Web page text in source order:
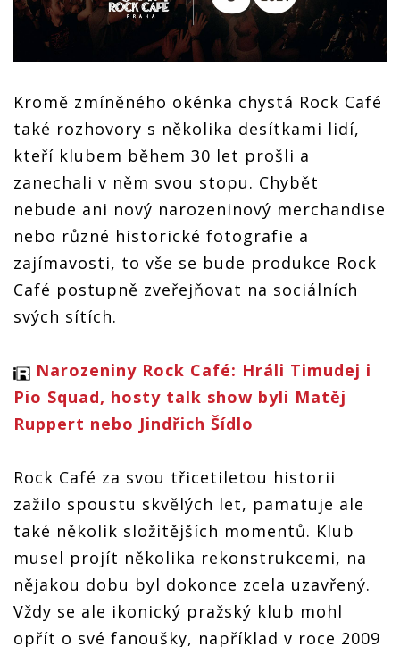
Kromě zmíněného okénka chystá Rock Café
také rozhovory s několika desítkami lidí,
kteří klubem během 30 let prošli a
zanechali v něm svou stopu. Chybět
nebude ani nový narozeninový merchandise
nebo různé historické fotografie a
zajímavosti, to vše se bude produkce Rock
Café postupně zveřejňovat na sociálních
svých sítích.
Narozeniny Rock Café: Hráli Timudej i
Pio Squad, hosty talk show byli Matěj
Ruppert nebo Jindřich Šídlo
Rock Café za svou třicetiletou historii
zažilo spoustu skvělých let, pamatuje ale
také několik složitějších momentů. Klub
musel projít několika rekonstrukcemi, na
nějakou dobu byl dokonce zcela uzavřený.
Vždy se ale ikonický pražský klub mohl
opřít o své fanoušky, například v roce 2009